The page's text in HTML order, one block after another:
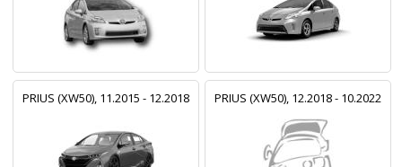
PRIUS (XW50), 11.2015 - 12.2018 PRIUS (XW50), 12.2018 - 10.2022